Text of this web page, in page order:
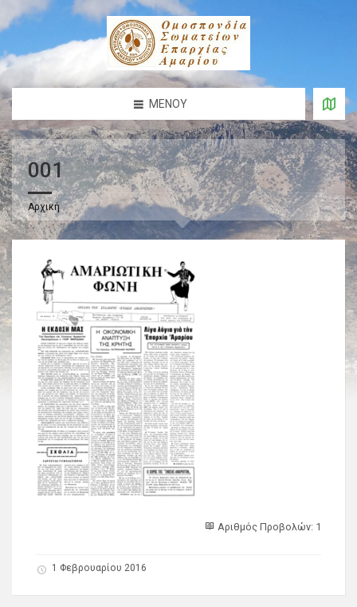
ΜΕΝΟΎ
001
Αρχική
Αριθμός Προβολών: 1
1 Φεβρουαρίου 2016